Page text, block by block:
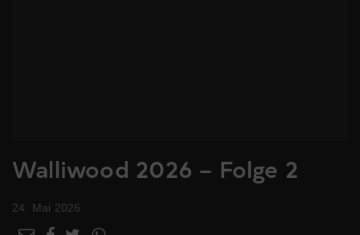
Walliwood 2026 – Folge 2
24. Mai 2026